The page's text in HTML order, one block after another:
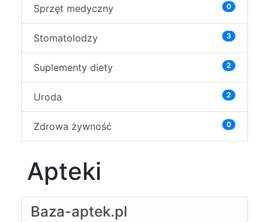
0
Sprzęt medyczny
3
Stomatolodzy
2
Suplementy diety
2
Uroda
0
Zdrowa żywność
Apteki
Baza-aptek.pl